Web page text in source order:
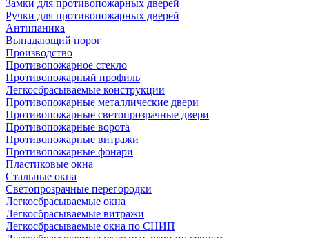
Замки для противопожарных дверей
Ручки для противопожарных дверей
Антипаника
Выпадающий порог
Производство
Противопожарное стекло
Противопожарный профиль
Легкосбрасываемые конструкции
Противопожарные металлические двери
Противопожарные светопрозрачные двери
Противопожарные ворота
Противопожарные витражи
Противопожарные фонари
Пластиковые окна
Стальные окна
Светопрозрачные перегородки
Легкосбрасываемые окна
Легкосбрасываемые витражи
Легкосбрасываемые окна по СНИП